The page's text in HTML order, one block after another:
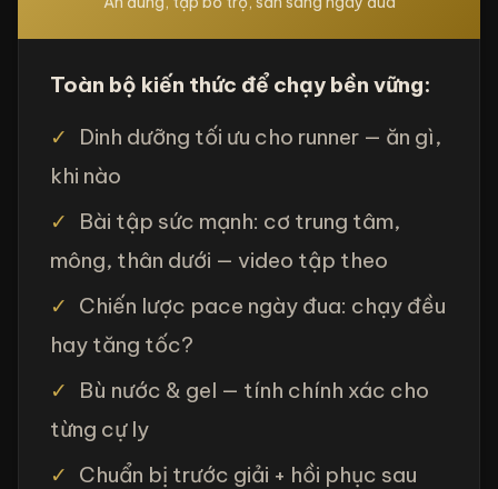
Toàn bộ kiến thức để chạy bền vững:
✓
Dinh dưỡng tối ưu cho runner — ăn gì,
khi nào
✓
Bài tập sức mạnh: cơ trung tâm,
mông, thân dưới — video tập theo
✓ Chiến lược pace ngày đua: chạy đều
hay tăng tốc?
✓
Bù nước & gel — tính chính xác cho
từng cự ly
✓ Chuẩn bị trước giải + hồi phục sau